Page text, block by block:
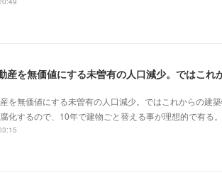
産を無価値にする未曽有の人口減少。ではこれ
を無価値にする未曽有の人口減少。ではこれからの建
化するので、10年で建物ごと替える事が理想的で有る